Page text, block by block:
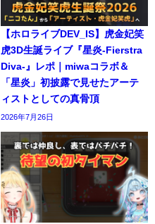
【ホロライブDEV_IS】虎金妃笑
虎3D生誕ライブ『星炎-Fierstra
Diva-』レポ｜miwaコラボ＆
「星炎」初披露で見せたアーテ
ィストとしての真骨頂
2026年7月26日